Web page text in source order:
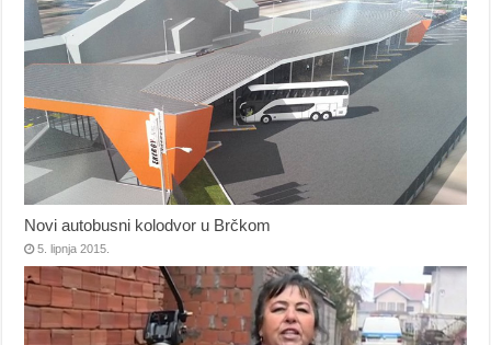
Novi autobusni kolodvor u Brčkom
5. lipnja 2015.